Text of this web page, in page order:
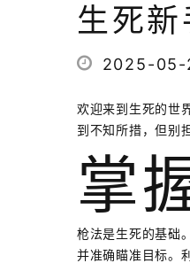
生死
2025-05-
欢迎来到生死的世
到不知所措，但别
掌
枪法是生死的基础
并准确瞄准目标。